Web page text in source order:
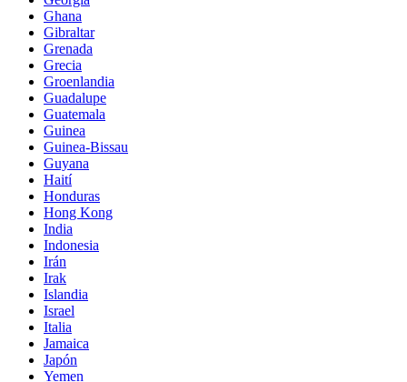
Ghana
Gibraltar
Grenada
Grecia
Groenlandia
Guadalupe
Guatemala
Guinea
Guinea-Bissau
Guyana
Haití
Honduras
Hong Kong
India
Indonesia
Irán
Irak
Islandia
Israel
Italia
Jamaica
Japón
Yemen